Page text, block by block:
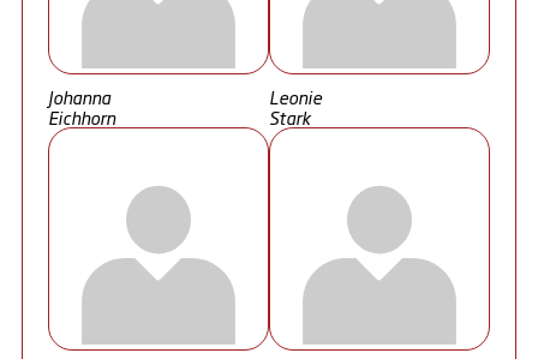
Johanna
Eichhorn
Leonie
Stark